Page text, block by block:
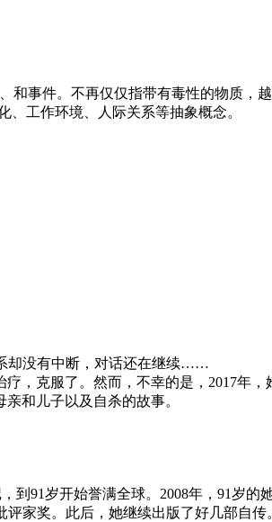
事件。不再仅仅指带有毒性的物质，
工作环境、人际关系等抽象概念。
却没有中断，对话还在继续……
，克服了。然而，不幸的是，2017年
和儿子以及自杀的故事。
91岁开始誉满全球。2008年，91岁的
家奖。此后，她继续出版了好几部自